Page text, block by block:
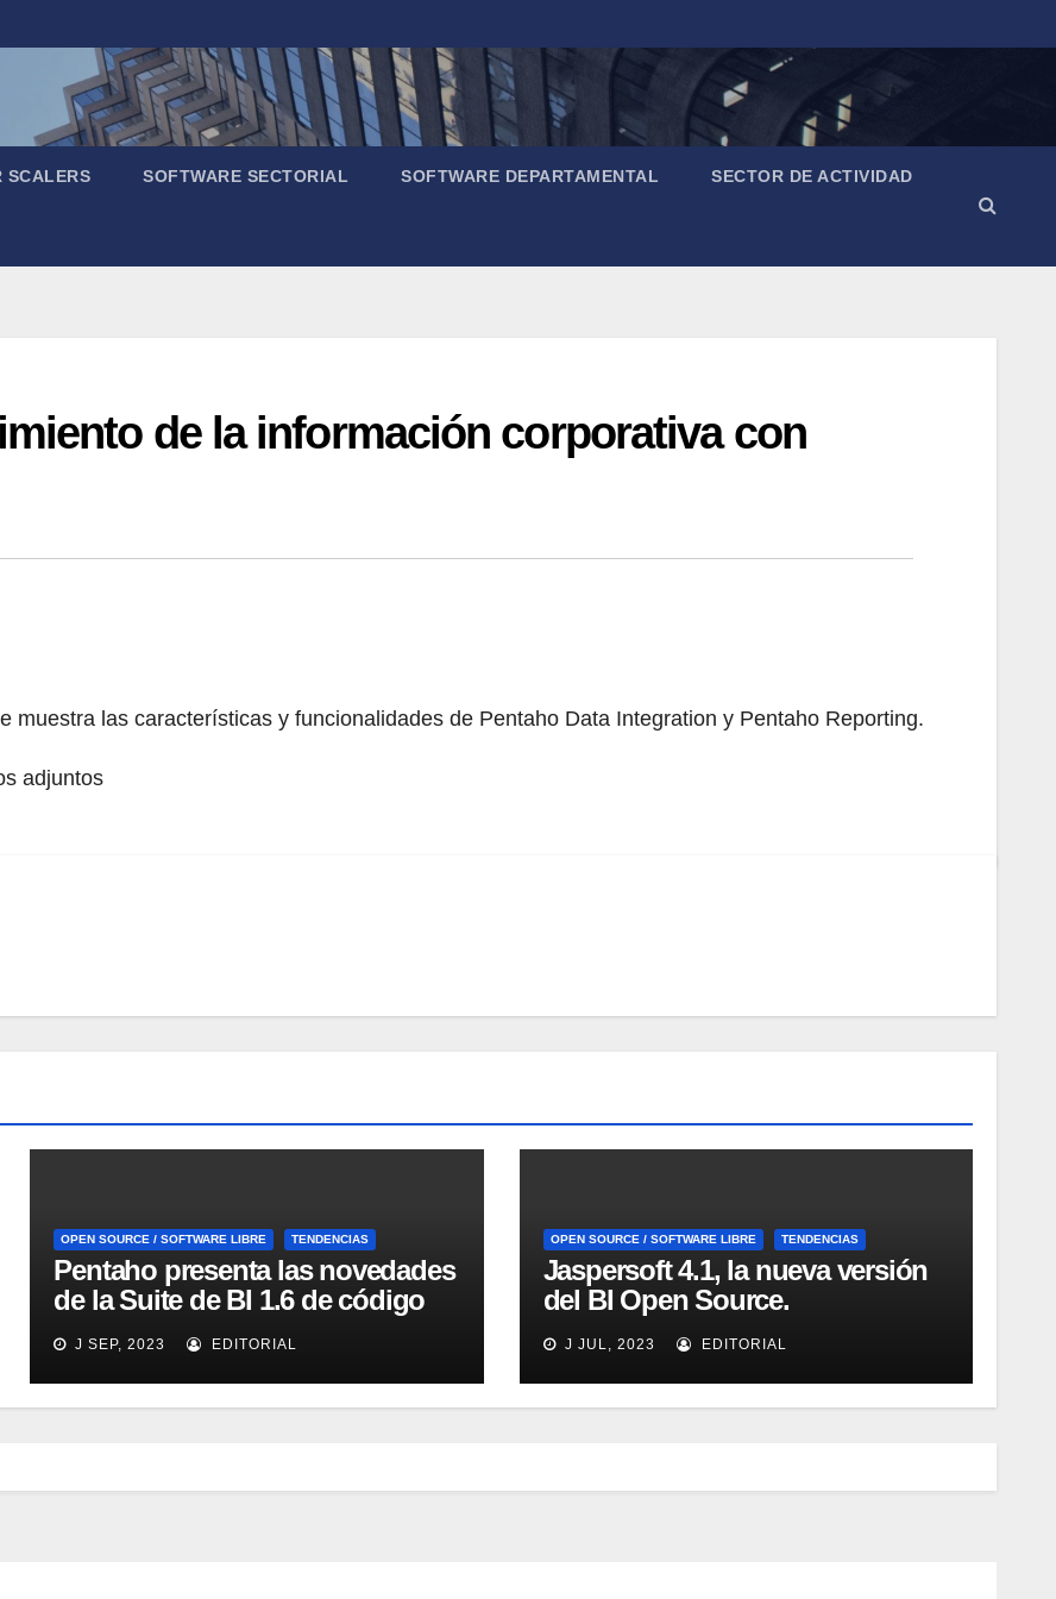
SCALERS SOFTWARE SECTORIAL SOFTWARE DEPARTAMENTAL SECTOR DE ACTIVIDAD
de la información corporativa con
muestra las características y funcionalidades de Pentaho Data Integration y Pentaho Reporting.
adjuntos
OPEN SOURCE / SOFTWARE LIBRE TENDENCIAS
Pentaho presenta las novedades
de la Suite de BI 1.6 de código
abierto
J SEP, 2023 EDITORIAL
OPEN SOURCE / SOFTWARE LIBRE TENDENCIAS
Jaspersoft 4.1, la nueva versión
del BI Open Source.
Introducción y demo. Webinar
de 1 hora.
J JUL, 2023 EDITORIAL